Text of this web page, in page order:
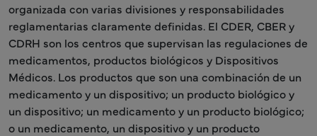
organizada con varias divisiones y responsabilidades
reglamentarias claramente definidas. El CDER, CBER y
CDRH son los centros que supervisan las regulaciones de
medicamentos, productos biológicos y Dispositivos
Médicos. Los productos que son una combinación de un
medicamento y un dispositivo; un producto biológico y
un dispositivo; un medicamento y un producto biológico;
o un medicamento, un dispositivo y un producto